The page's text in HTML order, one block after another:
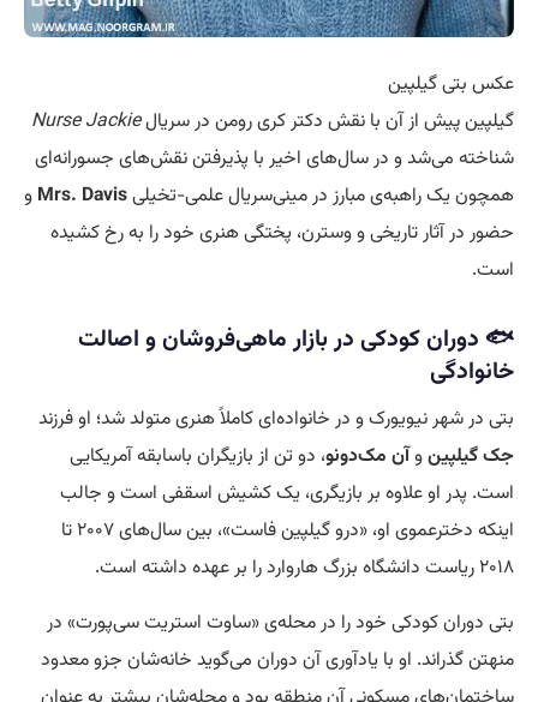
عکس بتی گیلپین
گیلپین پیش از آن با نقش دکتر کری رومن در سریالNurse Jackie
شناخته می‌شد و در سال‌های اخیر با پذیرفتن نقش‌های جسورانه‌ای
همچون یک راهبه‌ی مبارز در مینی‌سریال علمی-تخیلیMrs. Davis و
حضور در آثار تاریخی و وسترن، پختگی هنری خود را به رخ کشیده
است.
🐟 دوران کودکی در بازار ماهی‌فروشان و اصالت
خانوادگی
بتی در شهر نیویورک و در خانواده‌ای کاملاً هنری متولد شد؛ او فرزند
جک گیلپینوآن مک‌دونو، دو تن از بازیگران باسابقه آمریکایی
است. پدر او علاوه بر بازیگری، یک کشیش اسقفی است و جالب
اینکه دخترعموی او، «درو گیلپین فاست»، بین سال‌های ۲۰۰۷ تا
۲۰۱۸ ریاست دانشگاه بزرگ هاروارد را بر عهده داشته است.
بتی دوران کودکی خود را در محله‌ی «ساوت استریت سی‌پورت» در
منهتن گذراند. او با یادآوری آن دوران می‌گوید خانه‌شان جزو معدود